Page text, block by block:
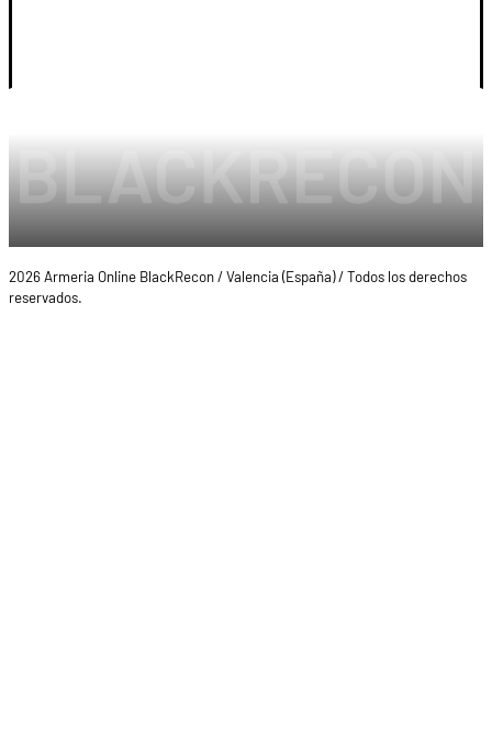
2026 Armeria Online BlackRecon / Valencia (España) / Todos los derechos
reservados.